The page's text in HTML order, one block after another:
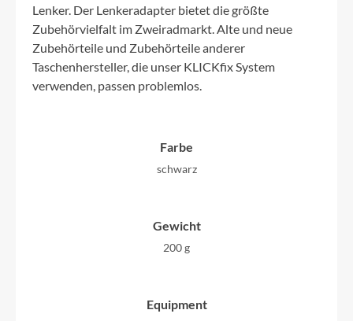
Lenker. Der Lenkeradapter bietet die größte
Zubehörvielfalt im Zweiradmarkt. Alte und neue
Zubehörteile und Zubehörteile anderer
Taschenhersteller, die unser KLICKfix System
verwenden, passen problemlos.
Farbe
schwarz
Gewicht
200 g
Equipment